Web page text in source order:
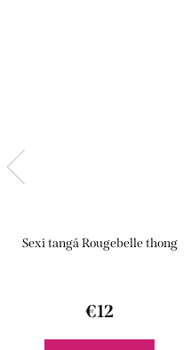
Sexi tangá Rougebelle thong
€12